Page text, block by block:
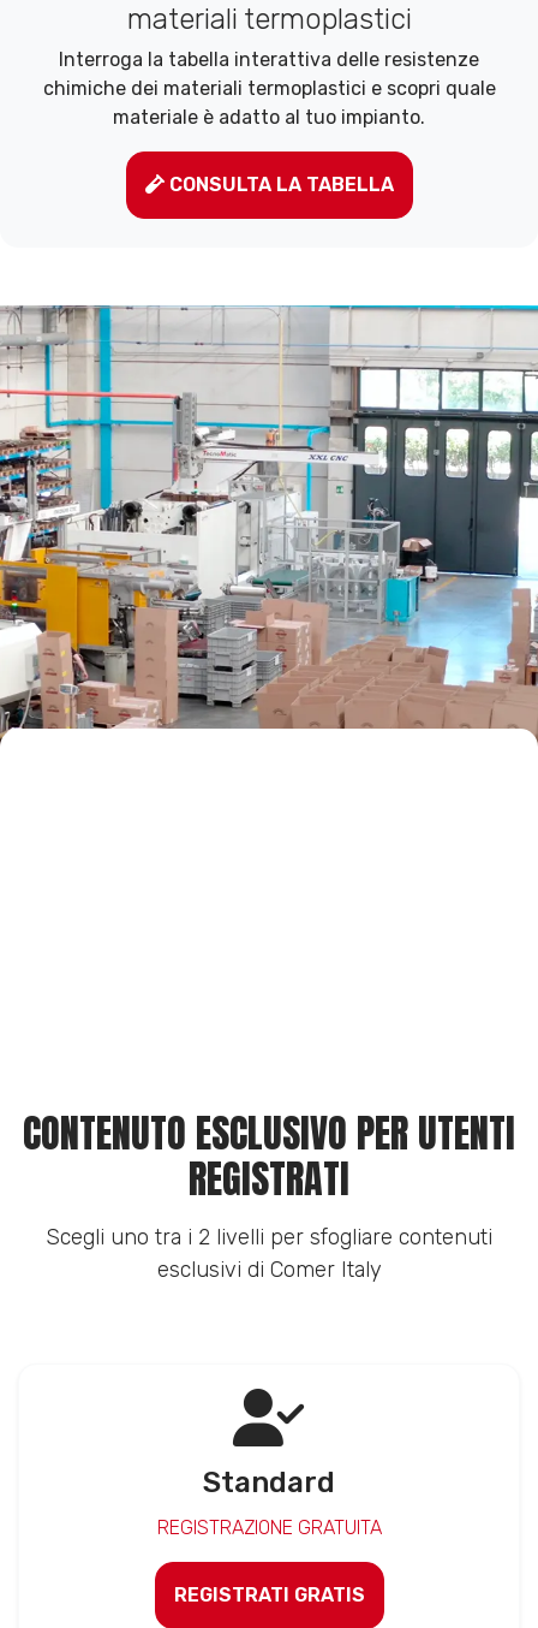
materiali termoplastici
Interroga la tabella interattiva delle resistenze
chimiche dei materiali termoplastici e scopri quale
materiale è adatto al tuo impianto.
CONSULTA LA TABELLA
CONTENUTO ESCLUSIVO PER UTENTI
REGISTRATI
Scegli uno tra i 2 livelli per sfogliare contenuti
esclusivi di Comer Italy
Standard
REGISTRAZIONE GRATUITA
REGISTRATI GRATIS